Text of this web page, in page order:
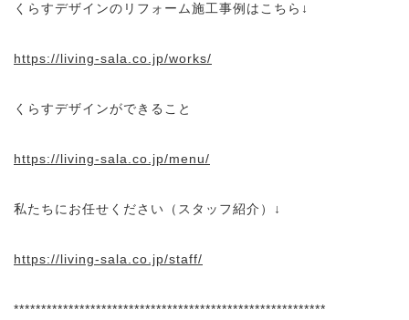
くらすデザインのリフォーム施工事例はこちら↓
https://living-sala.co.jp/works/
くらすデザインができること
https://living-sala.co.jp/menu/
私たちにお任せください（スタッフ紹介）↓
https://living-sala.co.jp/staff/
*********************************************************